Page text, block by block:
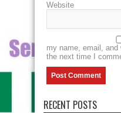
Website
my name, email,
the next time I
RECENT POSTS